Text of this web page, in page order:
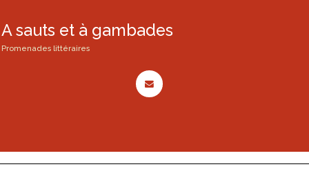
A sauts et à gambades
Promenades littéraires